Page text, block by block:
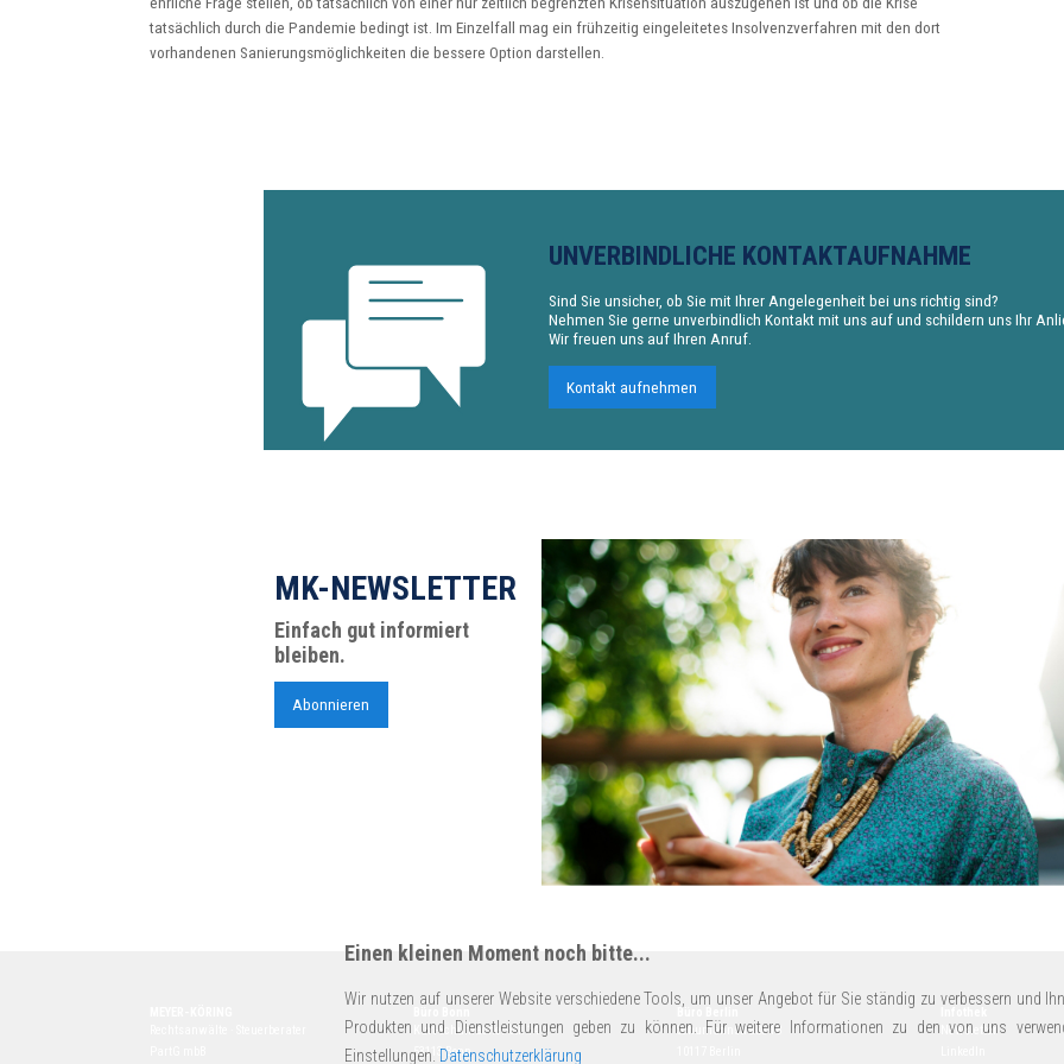
tatsächlich durch die Pandemie bedingt ist. Im Einzelfall mag ein frühzeitig eingeleitetes Insolvenzverfahren mit den dort
vorhandenen Sanierungsmöglichkeiten die bessere Option darstellen.
UNVERBINDLICHE KONTAKTAUFNAHME
Sind Sie unsicher, ob Sie mit Ihrer Angelegenheit bei uns richtig sind?
Nehmen Sie gerne unverbindlich Kontakt mit uns auf und schildern uns Ihr
Wir freuen uns auf Ihren Anruf.
Kontakt aufnehmen
MK-NEWSLETTER
Einfach gut informiert
bleiben.
Abonnieren
Kurt-Schumacher-Str. 14
53113 Bonn
Schumannstraße 18
Newsletter
Einen kleinen Moment noch bitte...
Wir nutzen auf unserer Website verschiedene Tools, um unser Angebot für Sie ständig zu verbessern und
Produkten und Dienstleistungen geben zu können. Für weitere Informationen zu den von uns
Einstellungen. Datenschutzerklärung